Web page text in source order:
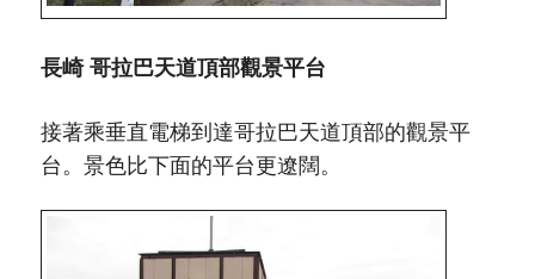
長崎 哥拉巴天道頂部觀景平台
接著乘垂直電梯到達哥拉巴天道頂部的觀景平
台。景色比下面的平台更遼闊。